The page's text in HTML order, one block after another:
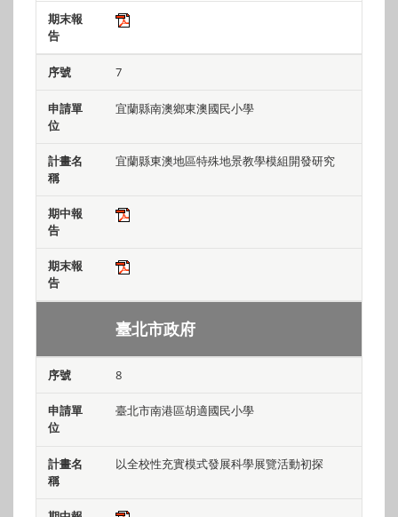
7
宜蘭縣南澳鄉東澳國民小學
宜蘭縣東澳地區特殊地景教學模組開發研究
臺北市政府
8
臺北市南港區胡適國民小學
以全校性充實模式發展科學展覽活動初探